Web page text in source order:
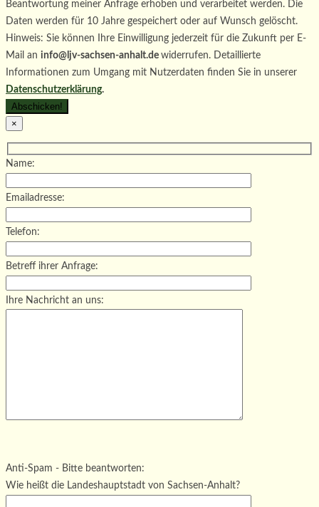
Beantwortung meiner Anfrage erhoben und verarbeitet werden. Die
Daten werden für 10 Jahre gespeichert oder auf Wunsch gelöscht.
Hinweis: Sie können Ihre Einwilligung jederzeit für die Zukunft per E-
Mail an info@ljv-sachsen-anhalt.de widerrufen. Detaillierte
Informationen zum Umgang mit Nutzerdaten finden Sie in unserer
Datenschutzerklärung.
×
Name:
Emailadresse:
Telefon:
Betreff ihrer Anfrage:
Ihre Nachricht an uns:
Bitte lasse dieses Feld leer.
Anti-Spam - Bitte beantworten:
Wie heißt die Landeshauptstadt von Sachsen-Anhalt?